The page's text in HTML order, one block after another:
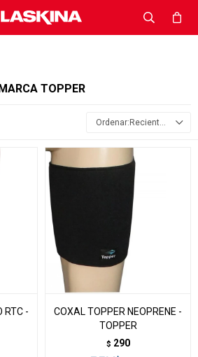
TOPPER
Recientes
RTC -
COXAL TOPPER NEOPRENE -
TOPPER
$ 290